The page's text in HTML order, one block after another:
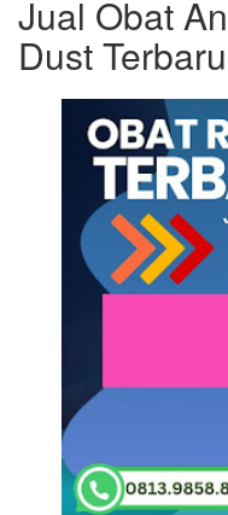
Jual Obat
Dust